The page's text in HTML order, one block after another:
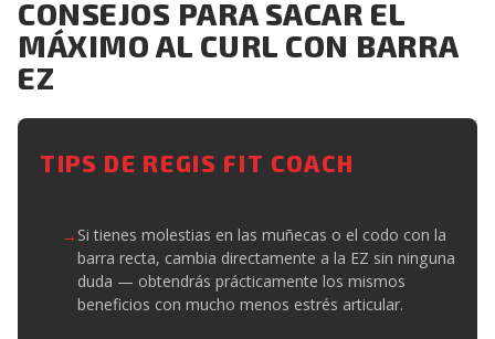
CONSEJOS PARA SACAR EL
MÁXIMO AL CURL CON BARRA
EZ
TIPS DE REGIS FIT COACH
Si tienes molestias en las muñecas o el codo con la
barra recta, cambia directamente a la EZ sin ninguna
duda — obtendrás prácticamente los mismos
beneficios con mucho menos estrés articular.